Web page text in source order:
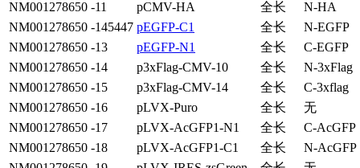
NM001278650 -11
pCMV-HA 全长
N-HA
NM001278650 -145447 pEGFP-C1 全长
N-EGFP
NM001278650 -13
pEGFP-N1 全长
C-EGFP
NM001278650 -14
p3xFlag-CMV-10 全长
N-3xFlag
NM001278650 -15
p3xFlag-CMV-14 全长
C-3xflag
NM001278650 -16
pLVX-Puro 全长
无
NM001278650 -17
pLVX-AcGFP1-N1 全长
C-AcGFP
NM001278650 -18
pLVX-AcGFP1-C1 全长
N-AcGFP